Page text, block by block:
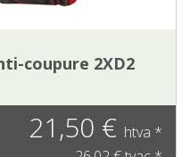
coupure 2XD2
21,50 € htva *